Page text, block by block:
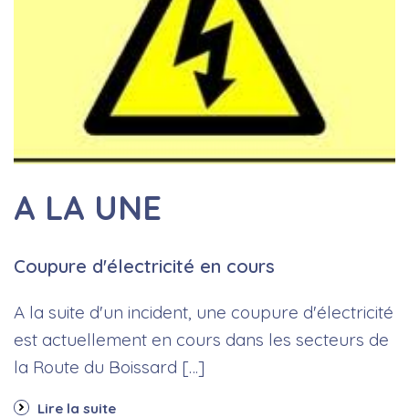
A LA UNE
Coupure d'électricité en cours
A la suite d'un incident, une coupure d'électricité
est actuellement en cours dans les secteurs de
la Route du Boissard […]
Lire la suite